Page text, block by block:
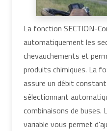
La fonction SECTION-
automatiquement les
chevauchements et
produits chimiques. La
assure un débit
sélectionnant
combinaisons de buses.
variable vous permet